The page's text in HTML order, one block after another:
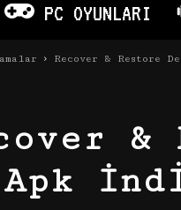
PC OYUNLARI
Recover & Restore
&
Apk